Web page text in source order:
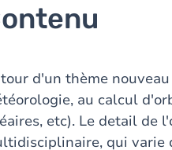
d'un thème
au calcul
etc). Le detail de
qui varie